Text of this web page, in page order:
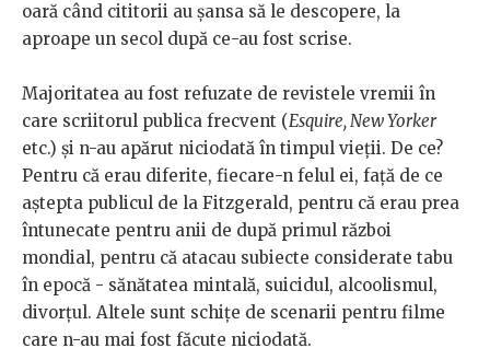
oară când cititorii au șansa să le descopere, la
aproape un secol după ce-au fost scrise.
Majoritatea au fost refuzate de revistele vremii în
care scriitorul publica frecvent (Esquire, New Yorker
etc.) și n-au apărut niciodată în timpul vieții. De ce?
Pentru că erau diferite, fiecare-n felul ei, față de ce
aștepta publicul de la Fitzgerald, pentru că erau prea
întunecate pentru anii de după primul război
mondial, pentru că atacau subiecte considerate tabu
în epocă - sănătatea mintală, suicidul, alcoolismul,
divorțul. Altele sunt schițe de scenarii pentru filme
care n-au mai fost făcute niciodată.